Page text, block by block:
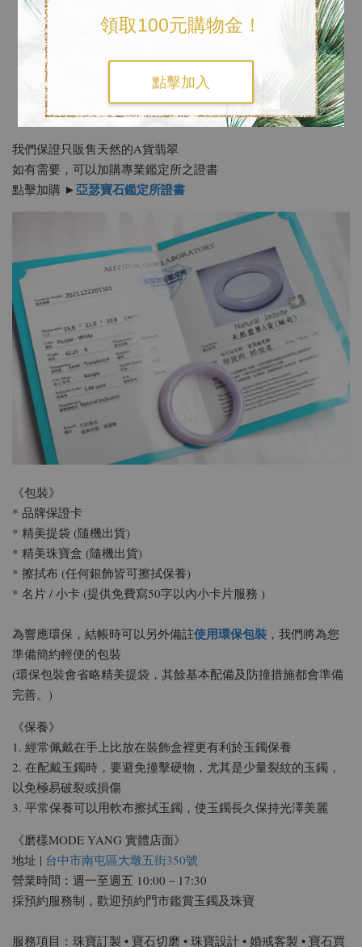
領取100元購物金！
點擊加入
《加購專業鑑定證書》
我們保證只販售天然的A貨翡翠
如有需要，可以加購專業鑑定所之證書
點擊加購 ►亞瑟寶石鑑定所證書
《包裝》
* 品牌保證卡
* 精美提袋 (隨機出貨)
* 精美珠寶盒 (隨機出貨)
* 擦拭布 (任何銀飾皆可擦拭保養)
* 名片 / 小卡 (提供免費寫50字以內小卡片服務 )
為響應環保，結帳時可以另外備註使用環保包裝 ，我們將為您
準備簡約輕便的包裝
(環保包裝會省略精美提袋，其餘基本配備及防撞措施都會準備
完善。)
《保養》
1. 經常佩戴在手上比放在裝飾盒裡更有利於玉鐲保養
2. 在配戴玉鐲時，要避免撞擊硬物，尤其是少量裂紋的玉鐲，
以免極易破裂或損傷
3. 平常保養可以用軟布擦拭玉鐲，使玉鐲長久保持光澤美麗
《磨樣MODE YANG 實體店面》
地址 | 台中市南屯區大墩五街350號
營業時間：週一至週五 10:00－17:30
採預約服務制，歡迎預約門市鑑賞玉鐲及珠寶
服務項目：珠寶訂製 • 寶石切磨 • 珠寶設計 • 婚戒客製 • 寶石買